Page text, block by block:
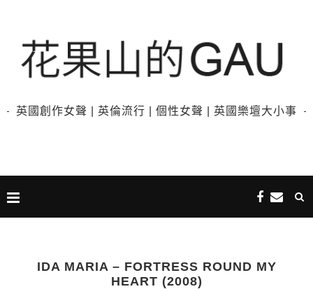
英國創作女聲 | 英倫流行 | 個性女聲 | 英國樂壇大小事
IDA MARIA – FORTRESS ROUND MY
HEART (2008)